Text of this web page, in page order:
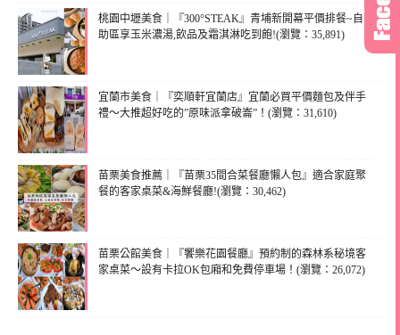
桃園中壢美食｜『300°STEAK』青埔新開幕平價排餐~自
助區享玉米濃湯,飲品及霜淇淋吃到飽!(瀏覽：35,891)
宜蘭市美食｜『奕順軒宜蘭店』宜蘭必買平價麵包及伴手
禮～大推超好吃的”原味派拿破崙”！(瀏覽：31,610)
苗栗美食推薦｜『苗栗35間合菜餐廳懶人包』適合家庭聚
餐的客家桌菜&海鮮餐廳!(瀏覽：30,462)
苗栗公館美食｜『饗樂花園餐廳』預約制的森林系秘境客
家桌菜～設有卡拉OK包廂和免費停車場！(瀏覽：26,072)